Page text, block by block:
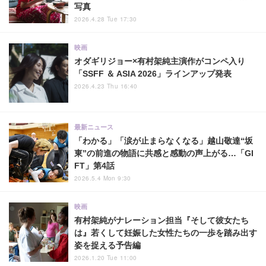
写真
2026.4.28 Tue 17:30
オダギリジョー×有村架純主演作がコンペ入り
「SSFF ＆ ASIA 2026」ラインアップ発表
映画
2026.4.23 Thu 16:40
「わかる」「涙が止まらなくなる」越山敬達“坂
東”の前進の物語に共感と感動の声上がる…「GI
FT」第4話
最新ニュース
2026.5.4 Mon 9:30
有村架純がナレーション担当『そして彼女たち
は』若くして妊娠した女性たちの一歩を踏み出す
姿を捉える予告編
映画
2026.1.20 Tue 11:00